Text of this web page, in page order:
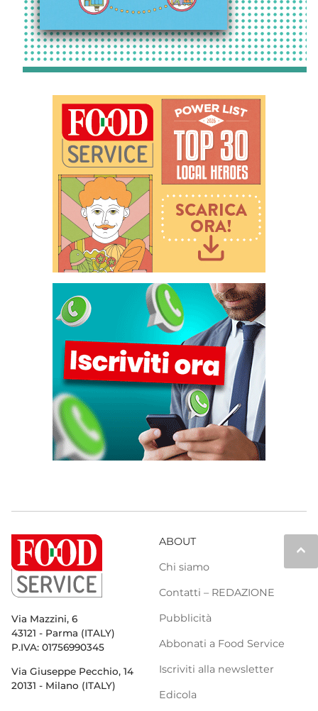
keyboard_arrow_up
Via Mazzini, 6
43121 - Parma (ITALY)
P.IVA: 01756990345
Via Giuseppe Pecchio, 14
20131 - Milano (ITALY)
ABOUT
Chi siamo
Contatti – REDAZIONE
Pubblicità
Abbonati a Food Service
Iscriviti alla newsletter
Edicola